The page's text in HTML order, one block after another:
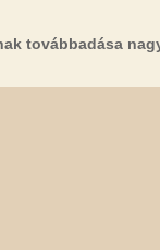
továbbadása